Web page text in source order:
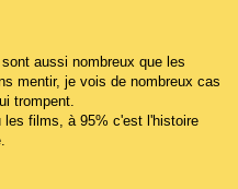
aussi nombreux que les
mentir, je vois de nombreux cas
trompent.
les films, à 95% c'est l'histoire